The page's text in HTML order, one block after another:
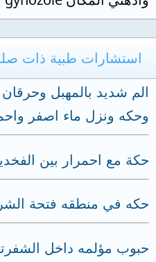
استشارات طبية ذات
الم شديد بالمهبل
وحكه ونزل ماء اصفر
حكة مع احمرار بين
حكه في منطقه فتحة
حبوب مؤلمه داخل